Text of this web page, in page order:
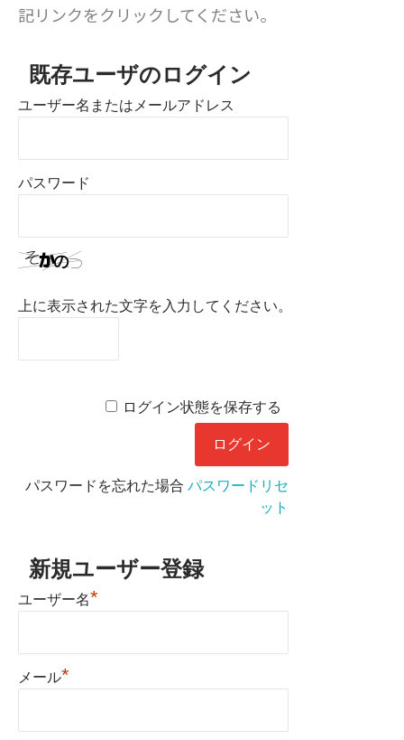
記リンクをクリックしてください。
既存ユーザのログイン
ユーザー名またはメールアドレス
パスワード
上に表示された文字を入力してください。
ログイン状態を保存する
パスワードを忘れた場合 パスワードリセ
ット
新規ユーザー登録
ユーザー名*
メール*